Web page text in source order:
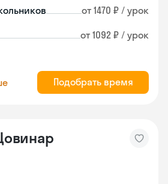
от 1470 ₽ / урок
от 1092 ₽ / урок
Подобрать время